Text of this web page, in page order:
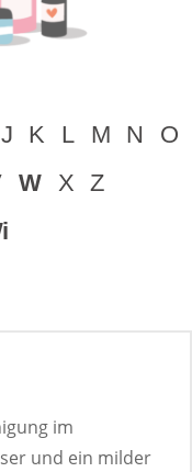
J K L M N
O
W X
Z
im
und ein milder